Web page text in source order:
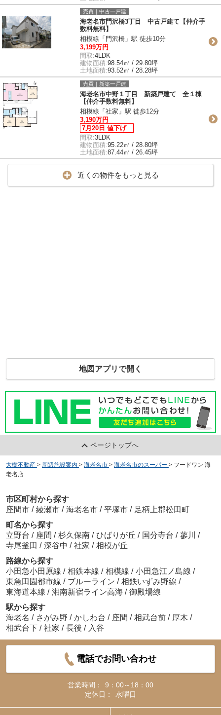
売買｜中古一戸建
海老名市門沢橋3丁目 中古戸建て【仲介手
数料無料】
相模線「門沢橋」駅 徒歩10分
3,199万円
間取:4LDK
建物面積:98.54㎡ / 29.80坪
土地面積:93.52㎡ / 28.28坪
売買｜新築一戸建
海老名市中野１丁目 新築戸建て 全１棟
【仲介手数料無料】
相模線「社家」駅 徒歩12分
3,190万円
7月20日 値下げ
間取:3LDK
建物面積:95.22㎡ / 28.80坪
土地面積:87.44㎡ / 26.45坪
近くの物件をもっと見る
地図アプリで開く
ページトップへ
大樹不動産 > 周辺施設案内 > 海老名市 > 海老名市のスーパー > フードワン 海
老名店
市区町村から探す
座間市 / 綾瀬市 / 海老名市 / 平塚市 / 足柄上郡松田町
町名から探す
立野台 / 座間 / 杉久保南 / ひばりが丘 / 国分寺台 / 蓼川 /
寺尾釜田 / 深谷中 / 社家 / 相模が丘
路線から探す
小田急小田原線 / 相鉄本線 / 相模線 / 小田急江ノ島線 /
東急田園都市線 / ブルーライン / 相鉄いずみ野線 /
東海道本線 / 湘南新宿ライン高海 / 御殿場線
駅から探す
海老名 / さがみ野 / かしわ台 / 座間 / 相武台前 / 厚木 /
相武台下 / 社家 / 長後 / 入谷
電話でお問い合わせ
営業時間：
9：00～18：00
定休日：
水曜日